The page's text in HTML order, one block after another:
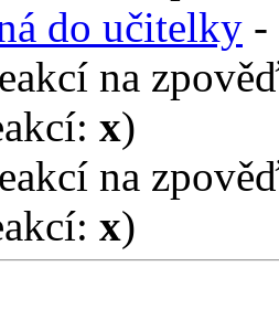
na
do učitelky-
na
x)
na